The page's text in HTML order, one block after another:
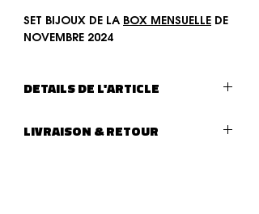
SET BIJOUX DE LA BOX MENSUELLE DE
NOVEMBRE 2024
DETAILS DE L'ARTICLE
LIVRAISON & RETOUR